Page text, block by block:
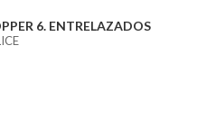
6. ENTRELAZADOS